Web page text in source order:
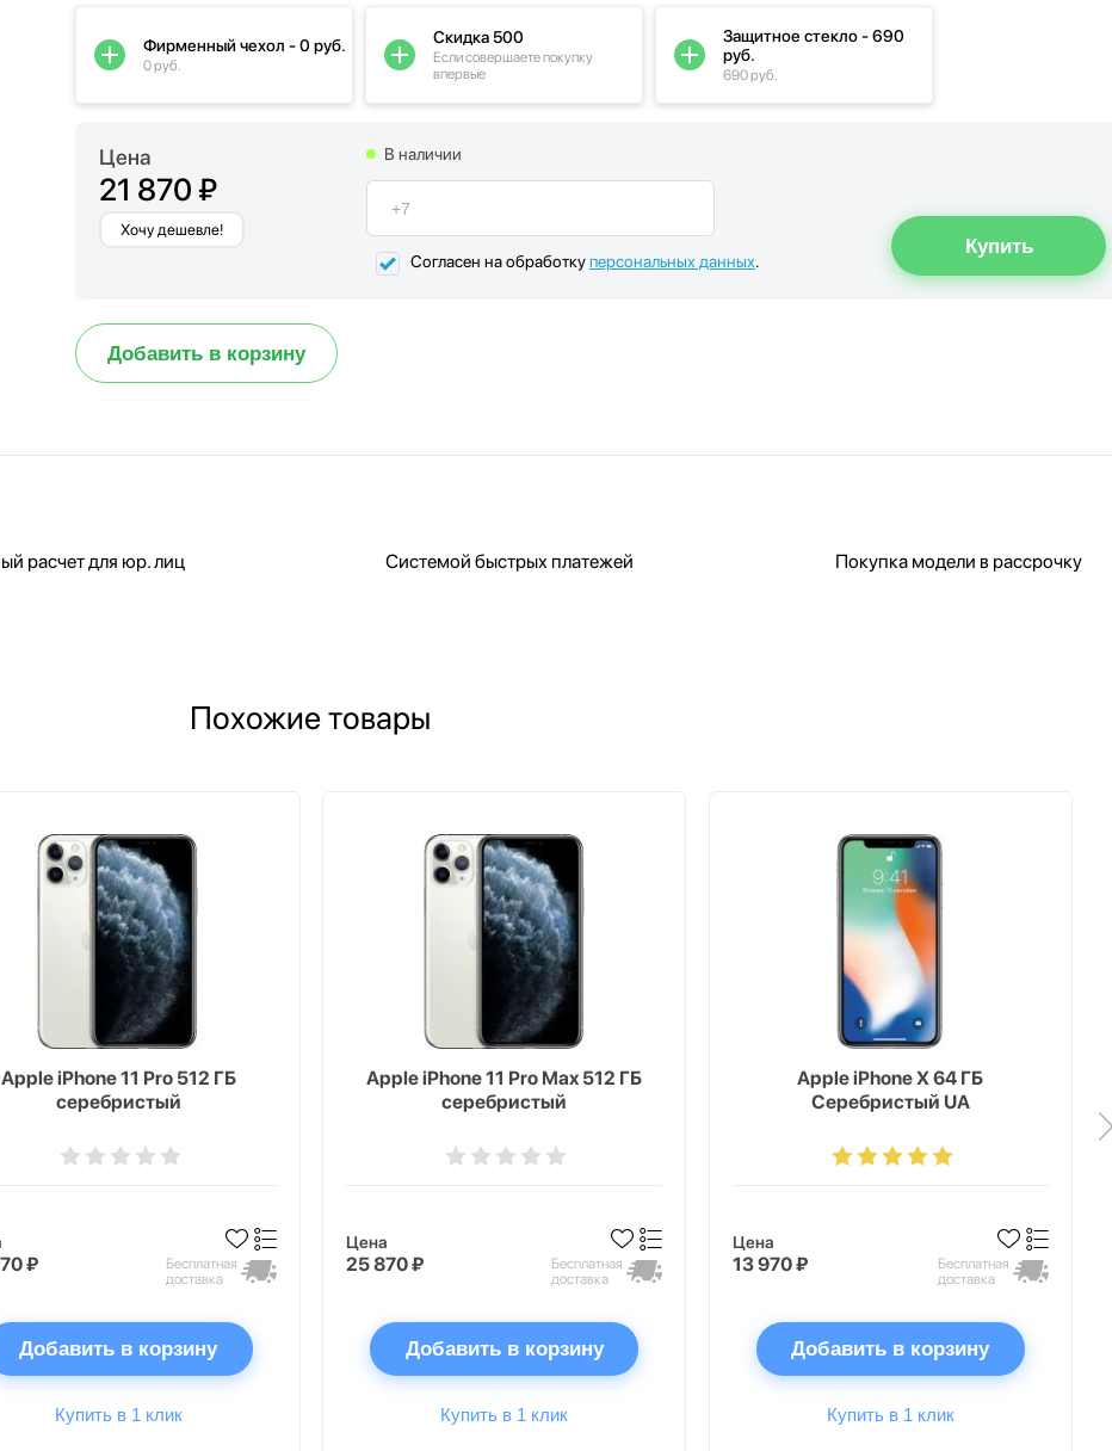
Цена
21 870 ₽
Хочу дешевле!
В наличии
Согласен на обработкуперсональных данных.
Добавить в корзину
Фирменный чехол - 0 руб.
0 руб.
Скидка 500
Если совершаете покупку
впервые
Защитное стекло - 690
руб.
690 руб.
расчет для юр. лиц Системой быстрых платежей Покупка модели в рассрочку
Похожие товары
Apple iPhone 11 Pro 512 ГБ
серебристый
₽
Бесплатная
доставка
Добавить в корзину
Купить в 1 клик
Apple iPhone 11 Pro Max 512 ГБ
серебристый
Цена
25 870 ₽
Бесплатная
доставка
Добавить в корзину
Купить в 1 клик
Apple iPhone X 64 ГБ
Серебристый UA
Цена
13 970 ₽
Бесплатная
доставка
Добавить в корзину
Купить в 1 клик